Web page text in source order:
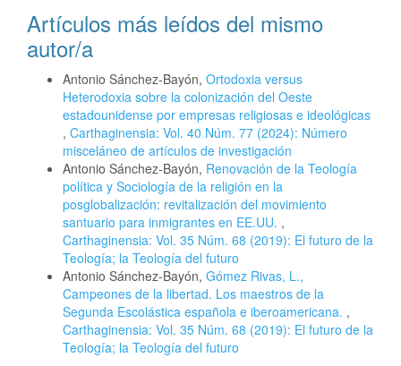
Artículos más leídos del mismo
autor/a
Antonio Sánchez-Bayón, Ortodoxia versus
Heterodoxia sobre la colonización del Oeste
estadounidense por empresas religiosas e ideológicas
, Carthaginensia: Vol. 40 Núm. 77 (2024): Número
misceláneo de artículos de investigación
Antonio Sánchez-Bayón, Renovación de la Teología
política y Sociología de la religión en la
posglobalización: revitalización del movimiento
santuario para inmigrantes en EE.UU. ,
Carthaginensia: Vol. 35 Núm. 68 (2019): El futuro de la
Teología; la Teología del futuro
Antonio Sánchez-Bayón, Gómez Rivas, L.,
Campeones de la libertad. Los maestros de la
Segunda Escolástica española e iberoamericana. ,
Carthaginensia: Vol. 35 Núm. 68 (2019): El futuro de la
Teología; la Teología del futuro